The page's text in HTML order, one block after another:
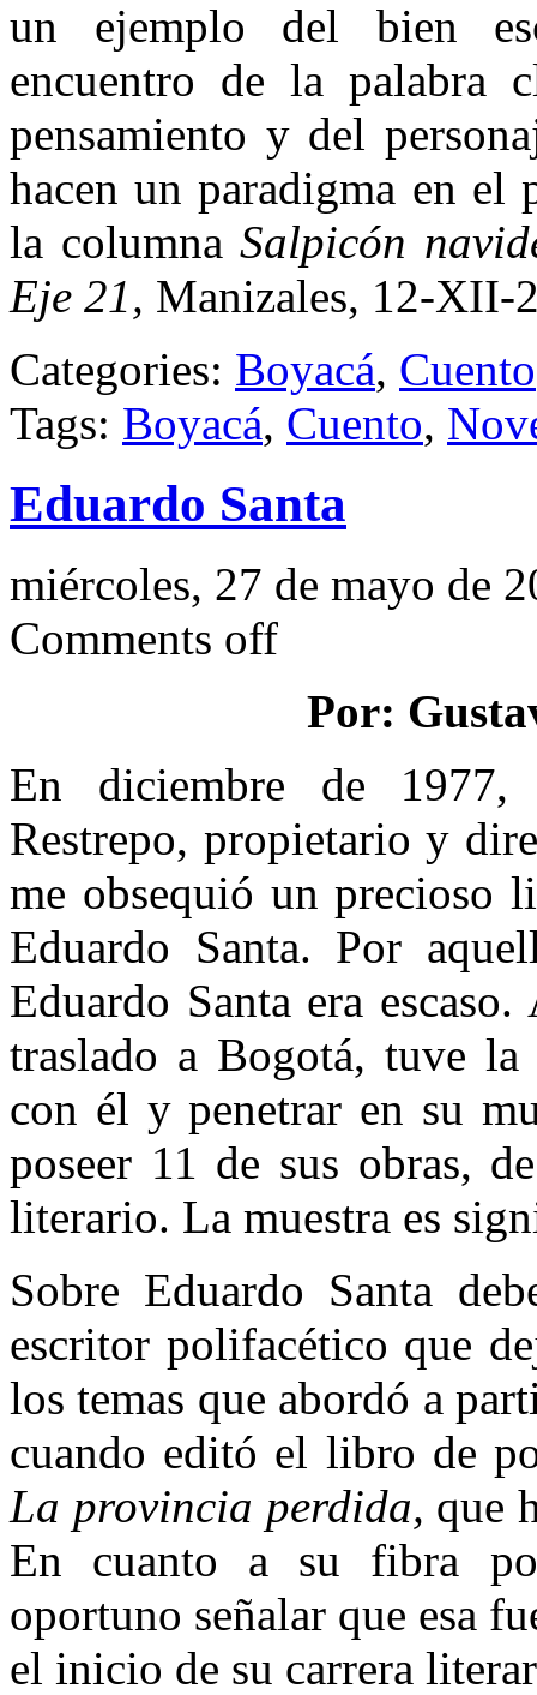
un ejemplo del bien
encuentro de la palabra
pensamiento y del
hacen un paradigma en
la columnaSalpicón
Eje 21, Manizales, 12-XII-
Categories: Boyacá, Cuento
Tags: Boyacá, Cuento,
Eduardo Santa
miércoles, 27 de mayo de
Comments off
Por:
En diciembre de 1977,
Restrepo, propietario y
me obsequió un precioso
Eduardo Santa. Por
Eduardo Santa era
traslado a Bogotá, tuve la
con él y penetrar en su
poseer 11 de sus obras,
literario. La muestra es
Sobre Eduardo Santa
escritor polifacético que
los temas que abordó a
cuando editó el libro de
La provincia perdida, que
En cuanto a su fibra
oportuno señalar que esa
el inicio de su carrera